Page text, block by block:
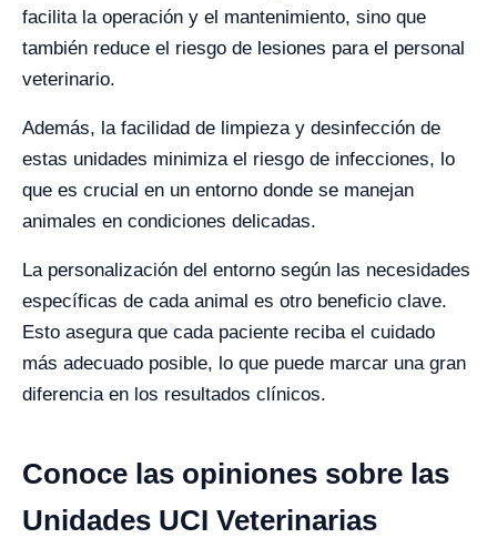
facilita la operación y el mantenimiento, sino que
también reduce el riesgo de lesiones para el personal
veterinario.
Además, la facilidad de limpieza y desinfección de
estas unidades minimiza el riesgo de infecciones, lo
que es crucial en un entorno donde se manejan
animales en condiciones delicadas.
La personalización del entorno según las necesidades
específicas de cada animal es otro beneficio clave.
Esto asegura que cada paciente reciba el cuidado
más adecuado posible, lo que puede marcar una gran
diferencia en los resultados clínicos.
Conoce las opiniones sobre las
Unidades UCI Veterinarias